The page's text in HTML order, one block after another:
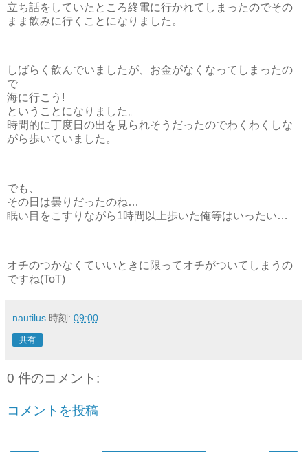
立ち話をしていたところ終電に行かれてしまったのでその
まま飲みに行くことになりました。
しばらく飲んでいましたが、お金がなくなってしまったの
で
海に行こう!
ということになりました。
時間的に丁度日の出を見られそうだったのでわくわくしな
がら歩いていました。
でも、
その日は曇りだったのね…
眠い目をこすりながら1時間以上歩いた俺等はいったい…
オチのつかなくていいときに限ってオチがついてしまうの
ですね(ToT)
nautilus 時刻: 09:00
共有
0 件のコメント:
コメントを投稿